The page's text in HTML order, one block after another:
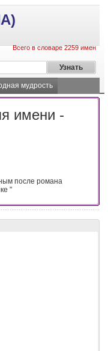
Всего в словаре 2259 имен
мудрость
имени -
после романа
"